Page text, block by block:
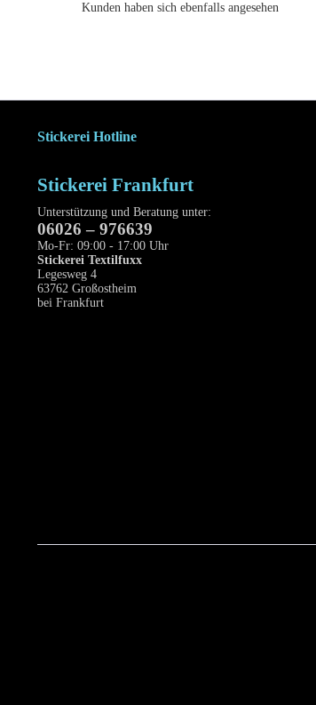
Kunden haben sich ebenfalls angesehen
Stickerei Hotline
Stickerei Frankfurt
Unterstützung und Beratung unter:
06026 – 976639
Mo-Fr: 09:00 - 17:00 Uhr
Stickerei Textilfuxx
Legesweg 4
63762 Großostheim
bei Frankfurt